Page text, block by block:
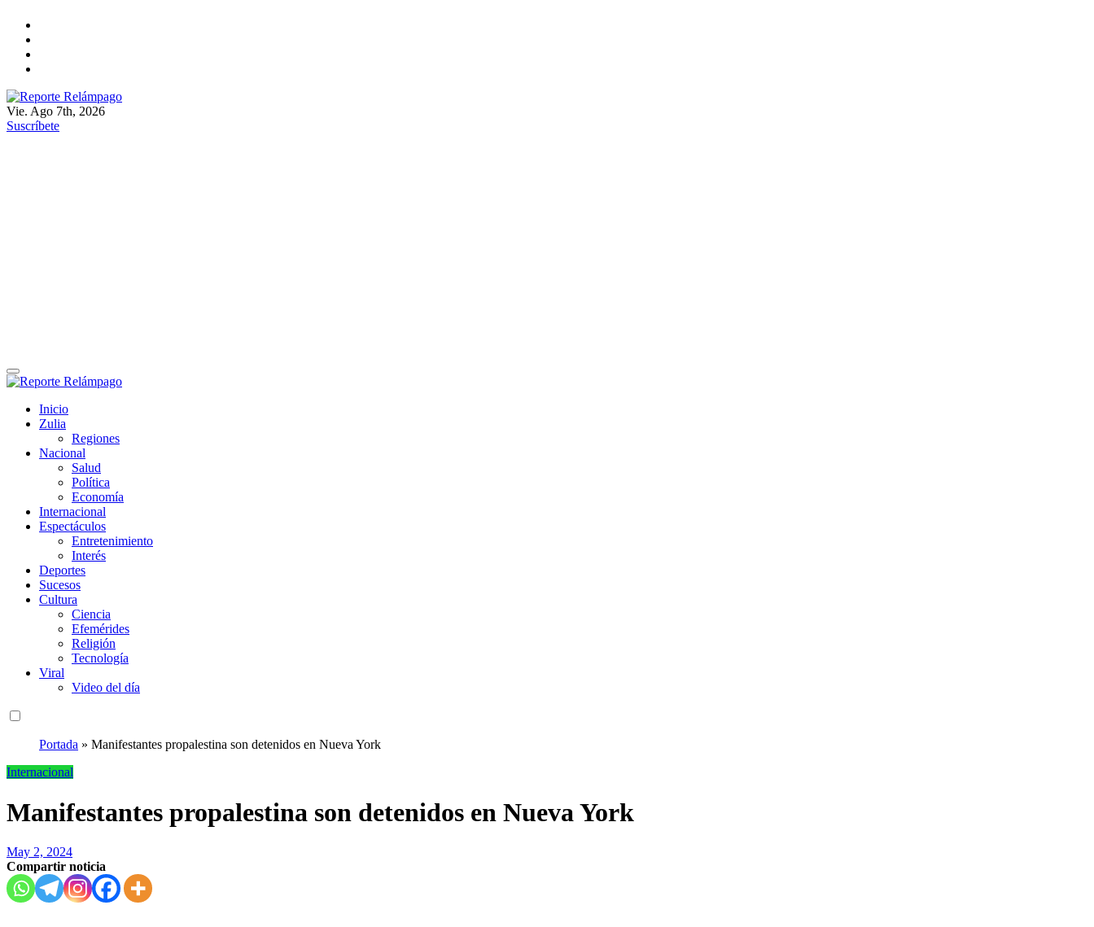
contenido
Reporte Relámpago
Claridad y rigor en cada noticia
Vie. Ago 7th, 2026
Suscríbete
Reporte Relámpago
Claridad y rigor en cada noticia
Inicio
Zulia
Regiones
Nacional
Salud
Política
Economía
Internacional
Espectáculos
Entretenimiento
Interés
Deportes
Sucesos
Cultura
Ciencia
Efemérides
Religión
Tecnología
Viral
Video del día
Portada » Manifestantes propalestina son detenidos en Nueva York
Internacional
Manifestantes propalestina son detenidos en Nueva York
May 2, 2024
Compartir noticia